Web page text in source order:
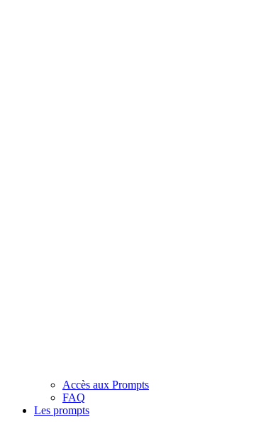
Accès aux Prompts
FAQ
Les prompts